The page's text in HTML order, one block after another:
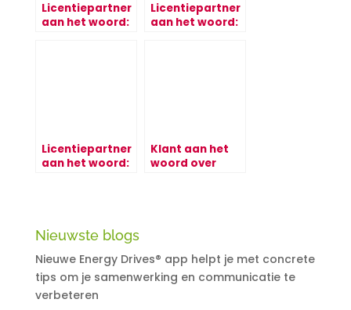
Licentiepartner
aan het woord:
Licentiepartner
aan het woord:
Licentiepartner
aan het woord:
Klant aan het
woord over
Nieuwste blogs
Nieuwe Energy Drives® app helpt je met concrete
tips om je samenwerking en communicatie te
verbeteren